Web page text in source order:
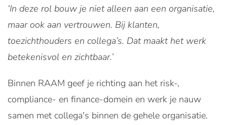
‘In deze rol bouw je niet alleen aan een organisatie,
maar ook aan vertrouwen. Bij klanten,
toezichthouders en collega’s. Dat maakt het werk
betekenisvol en zichtbaar.’
Binnen RAAM geef je richting aan het risk-,
compliance- en finance-domein en werk je nauw
samen met collega's binnen de gehele organisatie.